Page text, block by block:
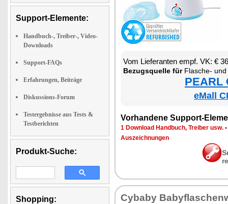
Support-Elemente:
Handbuch-, Treiber-, Video-
Downloads
Support-FAQs
Erfahrungen, Beiträge
Diskussions-Forum
Testergebnisse aus Tests &
Testberichten
Produkt-Suche:
Shopping:
Vom Lie­fe­ran­ten empf. VK: €
Be­zugs­quel­le fürFla­sche- und Glas­wär­mer
PEARL
eMall
Vor­han­de­ne Sup­port-
1 Down­load Hand­buch, Trei­ber usw. •
Aus­zeich­nun­gen
Cy­ba­by